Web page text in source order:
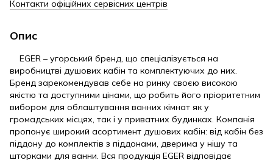
Контакти офіційних сервісних центрів
Опис
EGER – угорський бренд, що спеціалізується на
виробництві душових кабін та комплектуючих до них.
Бренд зарекомендував себе на ринку своєю високою
якістю та доступними цінами, що робить його пріоритетним
вибором для облаштування ванних кімнат як у
громадських місцях, так і у приватних будинках. Компанія
пропонує широкий асортимент душових кабін: від кабін без
піддону до комплектів з піддонами, дверима у нішу та
шторками для ванни. Вся продукція EGER відповідає